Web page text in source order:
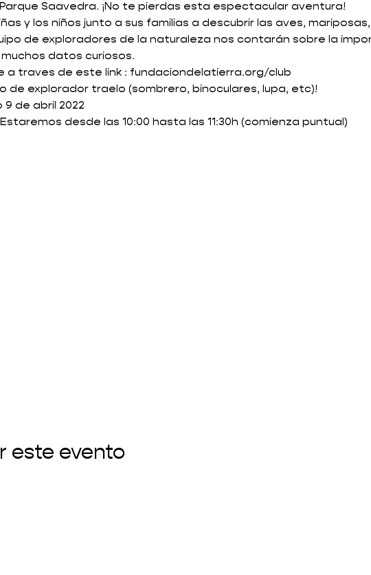
Saavedra. ¡No te pierdas esta espectacular aventura!
y los niños junto a sus familias a descubrir las aves,
de exploradores de la naturaleza nos contarán sobre la
datos curiosos.
a traves de este link : fundaciondelatierra.org/club
de explorador traelo (sombrero, binoculares, lupa, etc)!
9 de abril 2022
desde las 10:00 hasta las 11:30h (comienza puntual)
este evento